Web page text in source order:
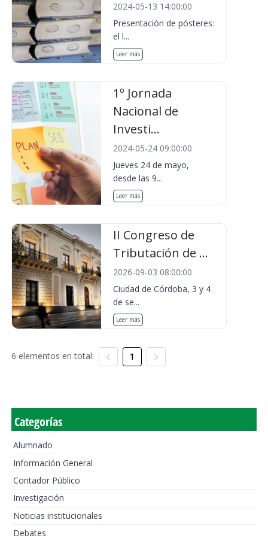
2024-05-13 14:00:00
Presentación de pósteres:
el l...
Leer más
1º Jornada
Nacional de
Investi...
2024-05-24 09:00:00
Jueves 24 de mayo,
desde las 9...
Leer más
II Congreso de
Tributación de ...
2026-09-03 08:00:00
Ciudad de Córdoba, 3 y 4
de se...
Leer más
6 elementos en total: 1
Categorías
Alumnado
Información General
Contador Público
Investigación
Noticias institucionales
Debates